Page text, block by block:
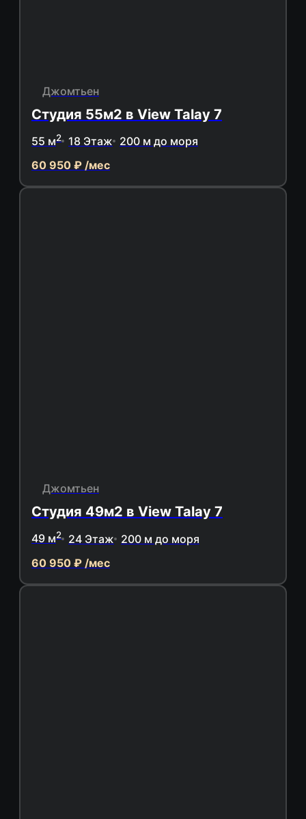
Джомтьен
Студия 55м2 в View Talay 7
55 м2 18 Этаж 200 м до моря
60 950 ₽ /мес
Джомтьен
Студия 49м2 в View Talay 7
49 м2 24 Этаж 200 м до моря
60 950 ₽ /мес